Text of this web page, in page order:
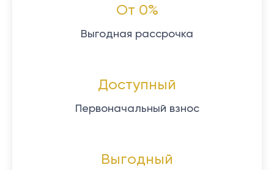
От 0%
Выгодная рассрочка
Доступный
Первоначальный взнос
Выгодный